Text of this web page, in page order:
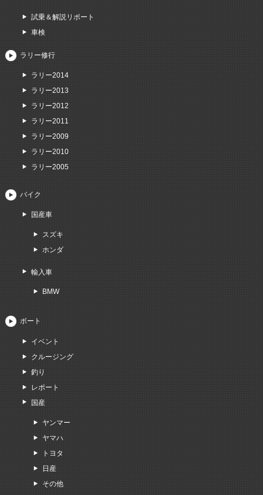
試乗＆解説リポート
車検
ラリー修行
ラリー2014
ラリー2013
ラリー2012
ラリー2011
ラリー2009
ラリー2010
ラリー2005
バイク
国産車
スズキ
ホンダ
輸入車
BMW
ボート
イベント
クルージング
釣り
レポート
国産
ヤンマー
ヤマハ
トヨタ
日産
その他